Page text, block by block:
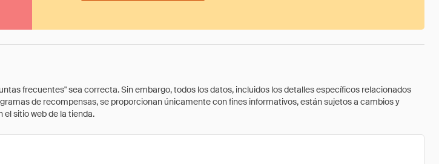
frecuentes" sea correcta. Sin embargo, todos los datos, incluidos los detalles específicos relacionados
de recompensas, se proporcionan únicamente con fines informativos, están sujetos a cambios y
sitio web de la tienda.